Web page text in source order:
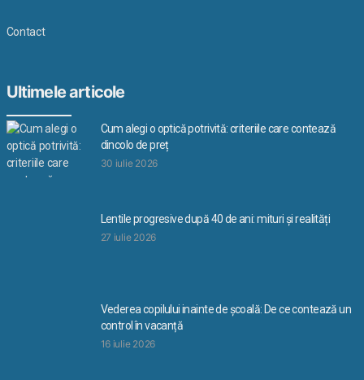
Contact
Ultimele articole
Cum alegi o optică potrivită: criteriile care contează
dincolo de preț
30 iulie 2026
Lentile progresive după 40 de ani: mituri și realități
27 iulie 2026
Vederea copilului inainte de școală: De ce contează un
control în vacanță
16 iulie 2026